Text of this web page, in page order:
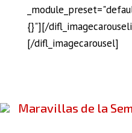
{}"][/
[/difl_imagecarousel]
Maravillas de la